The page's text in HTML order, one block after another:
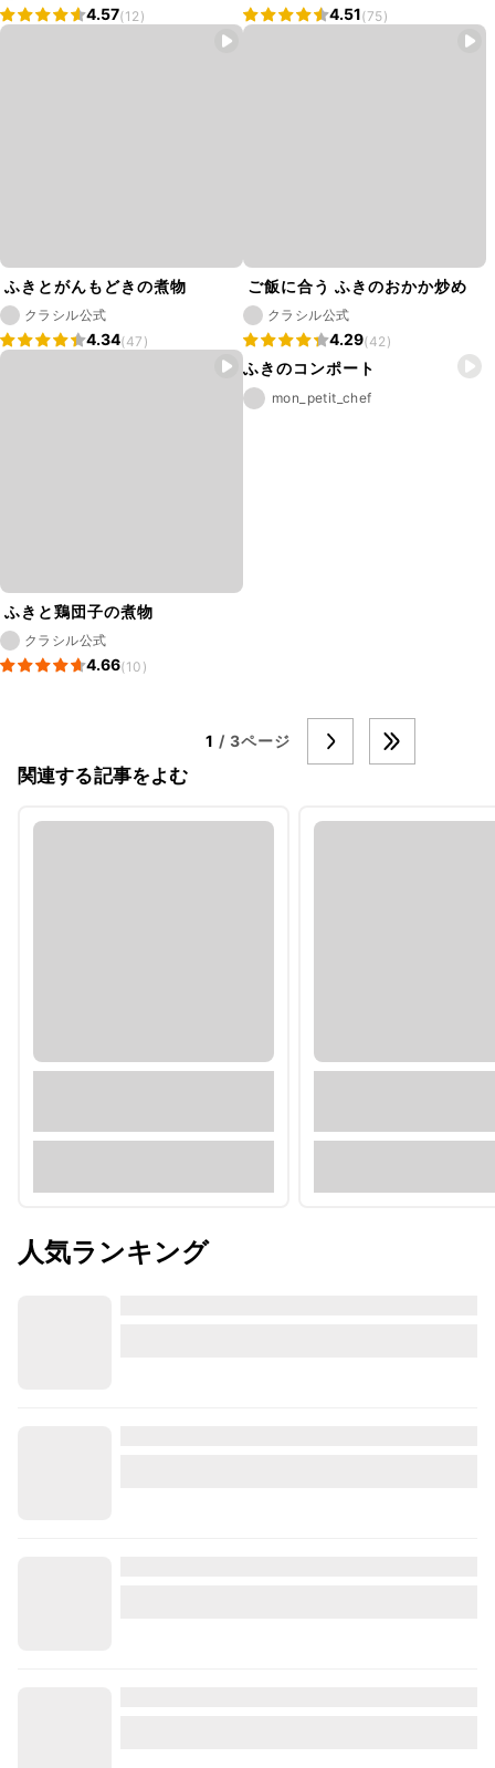
4.57(12) 4.51(75)
ふきとがんもどきの煮物
クラシル公式
4.34(47)
ご飯に合う ふきのおかか炒め
クラシル公式
4.29(42)
ふきと鶏団子の煮物
クラシル公式
4.66(10)
ふきのコンポート
mon_petit_chef
1 / 3ページ
関連する記事をよむ
人気ランキング